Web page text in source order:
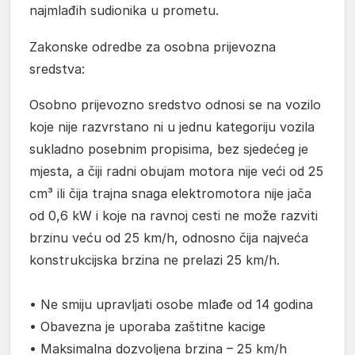
najmlađih sudionika u prometu.
Zakonske odredbe za osobna prijevozna
sredstva:
Osobno prijevozno sredstvo odnosi se na vozilo
koje nije razvrstano ni u jednu kategoriju vozila
sukladno posebnim propisima, bez sjedećeg je
mjesta, a čiji radni obujam motora nije veći od 25
cm³ ili čija trajna snaga elektromotora nije jača
od 0,6 kW i koje na ravnoj cesti ne može razviti
brzinu veću od 25 km/h, odnosno čija najveća
konstrukcijska brzina ne prelazi 25 km/h.
• Ne smiju upravljati osobe mlađe od 14 godina
• Obavezna je uporaba zaštitne kacige
• Maksimalna dozvoljena brzina – 25 km/h